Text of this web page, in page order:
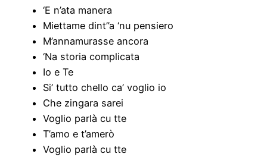
‘E n’ata manera
Miettame dint’’a ‘nu pensiero
M’annamurasse ancora
‘Na storia complicata
Io e Te
Si’ tutto chello ca’ voglio io
Che zingara sarei
Voglio parlà cu tte
T’amo e t’amerò
Voglio parlà cu tte